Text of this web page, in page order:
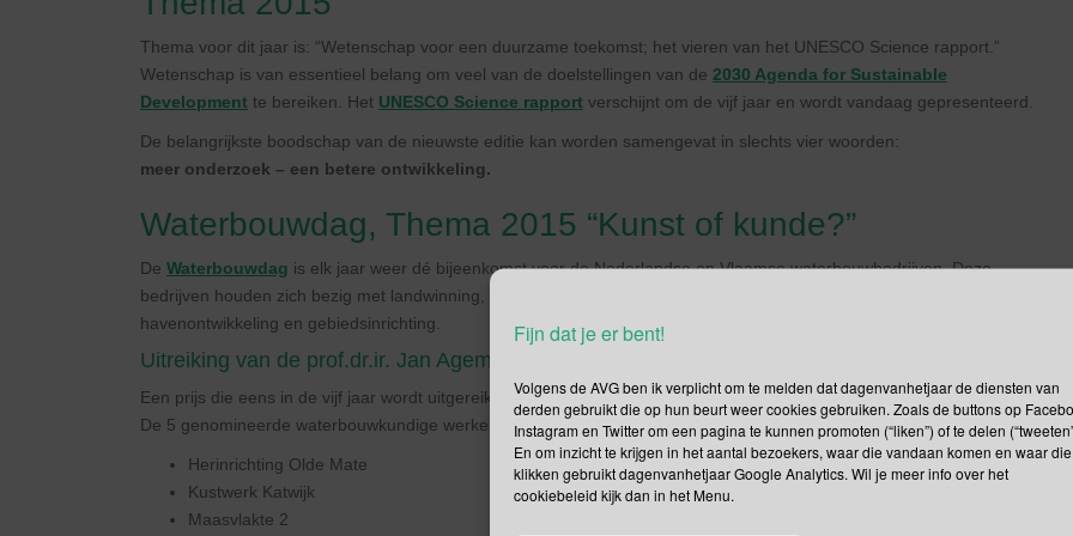
Fijn dat je er bent!
Volgens de AVG ben ik verplicht om te melden dat dagenvanhetjaar de diensten van
derden gebruikt die op hun beurt weer cookies gebruiken. Zoals de buttons op
Instagram en Twitter om een pagina te kunnen promoten (“liken”) of te delen
En om inzicht te krijgen in het aantal bezoekers, waar die vandaan komen en waar
klikken gebruikt dagenvanhetjaar Google Analytics. Wil je meer info over het
cookiebeleid kijk dan in het Menu.
Thema voor dit jaar is: “Wetenschap voor een duurzame toekomst; het vieren van het UNESCO Science rapport.”
Wetenschap is van essentieel belang om veel van de doelstellingen van de 2030 Agenda for Sustainable
Development te bereiken. Het UNESCO Science rapport verschijnt om de vijf jaar en wordt vandaag gepresenteerd.
De belangrijkste boodschap van de nieuwste editie kan worden samengevat in slechts vier woorden:
meer onderzoek – een betere ontwikkeling.
Waterbouwdag, Thema 2015 “Kunst of kunde?”
De Waterbouwdag is elk jaar weer dé bijeenkomst voor de Nederlandse en Vlaamse waterbouwbedrijven. Deze
bedrijven houden zich bezig met landwinning, baggerwerk, hoogwaterbescherming, constructieve waterbouw,
havenontwikkeling en gebiedsinrichting.
Uitreiking van de prof.dr.ir. Jan Agemaprijs.
Een prijs die eens in de vijf jaar wordt uitgereikt aan bestaande innovatie waterbouwprojecten.
De 5 genomineerde waterbouwkundige werken zijn:
Herinrichting Olde Mate
Kustwerk Katwijk
Maasvlakte 2